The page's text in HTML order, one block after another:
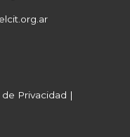
de Privacidad |